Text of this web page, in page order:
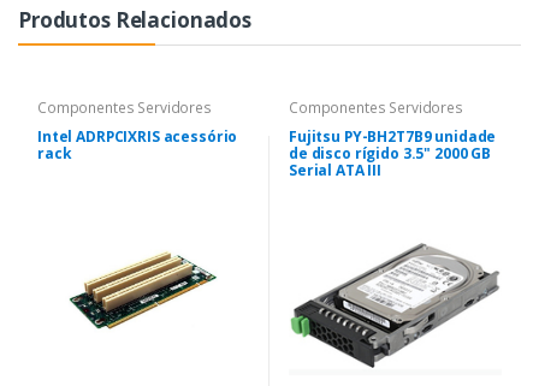
Produtos Relacionados
Componentes Servidores
Intel ADRPCIXRIS acessório
rack
Componentes Servidores
Fujitsu PY-BH2T7B9 unidade
de disco rígido 3.5" 2000 GB
Serial ATA III